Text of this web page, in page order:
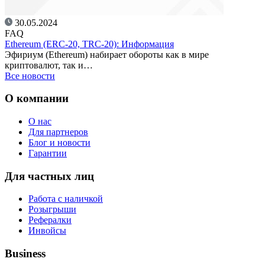
30.05.2024
FAQ
Ethereum (ERC-20, TRC-20): Информация
Эфириум (Ethereum) набирает обороты как в мире
криптовалют, так и…
Все новости
О компании
О нас
Для партнеров
Блог и новости
Гарантии
Для частных лиц
Работа с наличкой
Розыгрыши
Рефералки
Инвойсы
Business